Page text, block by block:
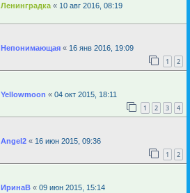
Ленинградка « 10 авг 2016, 08:19
Непонимающая « 16 янв 2016, 19:09
1 2
Yellowmoon « 04 окт 2015, 18:11
1 2 3 4
Angel2 « 16 июн 2015, 09:36
1 2
ИринаВ « 09 июн 2015, 15:14